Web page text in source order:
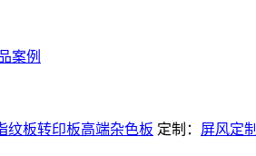
案例
纹板转印板高端杂色板 定制： 屏风定制